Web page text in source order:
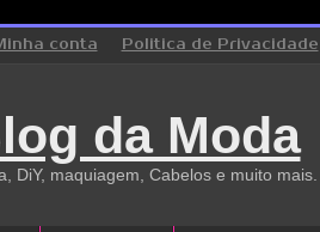
conta Politica de Privacidade
da Moda
DiY, maquiagem, Cabelos e muito mais.